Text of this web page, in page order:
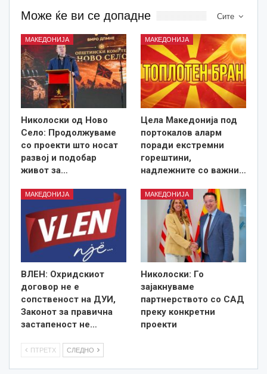
Сите
Може ќе ви се допадне
МАКЕДОНИЈА
Николоски од Ново
Село: Продолжуваме
со проекти што носат
развој и подобар
живот за…
МАКЕДОНИЈА
Цела Македонија под
портокалов аларм
поради екстремни
горештини,
надлежните со важни…
МАКЕДОНИЈА
ВЛЕН: Охридскиот
договор не е
сопственост на ДУИ,
Законот за правична
застапеност не…
МАКЕДОНИЈА
Николоски: Го
зајакнуваме
партнерството со САД
преку конкретни
проекти
ПТРЕТХ СЛЕДНО